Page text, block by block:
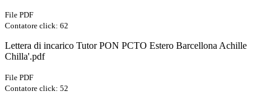
File PDF
Contatore click: 62
Lettera di incarico Tutor PON PCTO Estero Barcellona Achille
Chilla'.pdf
File PDF
Contatore click: 52